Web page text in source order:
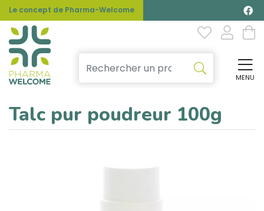
Le concept de Pharma-Welcome
MENU
Talc pur poudreur 100g